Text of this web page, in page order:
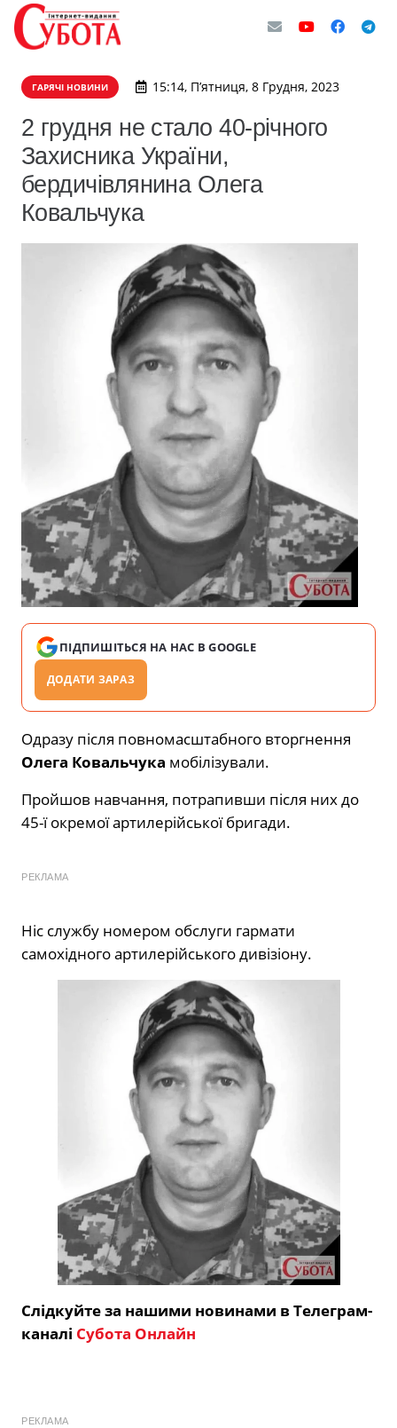
ГАРЯЧІ НОВИНИ 15:14, П’ятниця, 8 Грудня, 2023
2 грудня не стало 40-річного
Захисника України,
бердичівлянина Олега
Ковальчука
ПІДПИШІТЬСЯ НА НАС В GOOGLE
ДОДАТИ ЗАРАЗ
Одразу після повномасштабного вторгнення
Олега Ковальчука мобілізували.
Пройшов навчання, потрапивши після них до
45-ї окремої артилерійської бригади.
РЕКЛАМА
Ніс службу номером обслуги гармати
самохідного артилерійського дивізіону.
Слідкуйте за нашими новинами в Телеграм-
каналі Субота Онлайн
РЕКЛАМА